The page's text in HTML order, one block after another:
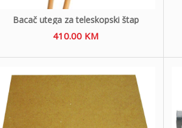
Bacač utega za teleskopski štap
410.00 KM